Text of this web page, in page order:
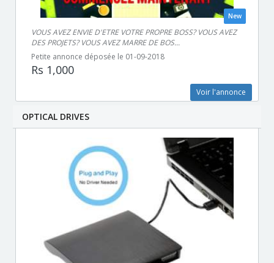
New
VOUS AVEZ ENVIE D'ETRE VOTRE PROPRE BOSS? VOUS AVEZ
DES PROJETS? VOUS AVEZ MARRE DE BOS...
Petite annonce déposée le 01-09-2018
Rs 1,000
Voir l'annonce
OPTICAL DRIVES